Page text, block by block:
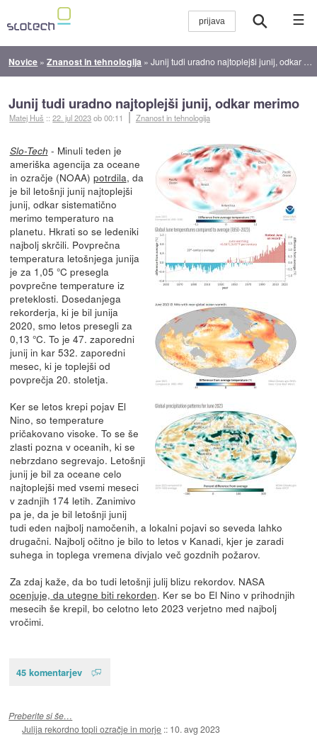
☰
Novice »Znanost in tehnologija »Junij tudi uradno najtoplejši junij, odkar merimo
Junij tudi uradno najtoplejši junij, odkar merimo
Matej Huš ::22. jul 2023ob 00:11 Znanost in tehnologija
Slo-Tech - Minuli teden je
ameriška agencija za oceane
in ozračje (NOAA) potrdila, da
je bil letošnji junij najtoplejši
junij, odkar sistematično
merimo temperaturo na
planetu. Hkrati so se ledeniki
najbolj skrčili. Povprečna
temperatura letošnjega junija
je za 1,05 °C presegla
povprečne temperature iz
preteklosti. Dosedanjega
rekorderja, ki je bil junija
2020, smo letos presegli za
0,13 °C. To je 47. zaporedni
junij in kar 532. zaporedni
mesec, ki je toplejši od
povprečja 20. stoletja.
Ker se letos krepi pojav El
Nino, so temperature
pričakovano visoke. To se še
zlasti pozna v oceanih, ki se
nebrzdano segrevajo. Letošnji
junij je bil za oceane celo
najtoplejši med vsemi meseci
v zadnjih 174 letih. Zanimivo
pa je, da je bil letošnji junij
tudi eden najbolj namočenih, a lokalni pojavi so seveda lahko
drugačni. Najbolj očitno je bilo to letos v Kanadi, kjer je zaradi
suhega in toplega vremena divjalo več gozdnih požarov.
Za zdaj kaže, da bo tudi letošnji julij blizu rekordov. NASA
ocenjuje, da utegne biti rekorden. Ker se bo El Nino v prihodnjih
mesecih še krepil, bo celotno leto 2023 verjetno med najbolj
vročimi.
45 komentarjev
Preberite si še…
Julija rekordno topli ozračje in morje :: 10. avg 2023